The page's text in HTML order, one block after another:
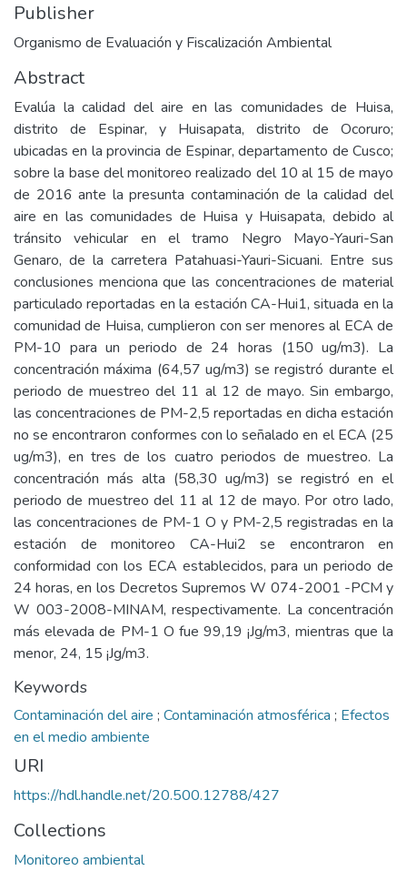
Publisher
Organismo de Evaluación y Fiscalización Ambiental
Abstract
Evalúa la calidad del aire en las comunidades de Huisa,
distrito de Espinar, y Huisapata, distrito de Ocoruro;
ubicadas en la provincia de Espinar, departamento de Cusco;
sobre la base del monitoreo realizado del 10 al 15 de mayo
de 2016 ante la presunta contaminación de la calidad del
aire en las comunidades de Huisa y Huisapata, debido al
tránsito vehicular en el tramo Negro Mayo-Yauri-San
Genaro, de la carretera Patahuasi-Yauri-Sicuani. Entre sus
conclusiones menciona que las concentraciones de material
particulado reportadas en la estación CA-Hui1, situada en la
comunidad de Huisa, cumplieron con ser menores al ECA de
PM-10 para un periodo de 24 horas (150 ug/m3). La
concentración máxima (64,57 ug/m3) se registró durante el
periodo de muestreo del 11 al 12 de mayo. Sin embargo,
las concentraciones de PM-2,5 reportadas en dicha estación
no se encontraron conformes con lo señalado en el ECA (25
ug/m3), en tres de los cuatro periodos de muestreo. La
concentración más alta (58,30 ug/m3) se registró en el
periodo de muestreo del 11 al 12 de mayo. Por otro lado,
las concentraciones de PM-1 O y PM-2,5 registradas en la
estación de monitoreo CA-Hui2 se encontraron en
conformidad con los ECA establecidos, para un periodo de
24 horas, en los Decretos Supremos W 074-2001 -PCM y
W 003-2008-MINAM, respectivamente. La concentración
más elevada de PM-1 O fue 99,19 ¡Jg/m3, mientras que la
menor, 24, 15 ¡Jg/m3.
Keywords
Contaminación del aire ; Contaminación atmosférica ; Efectos
en el medio ambiente
URI
https://hdl.handle.net/20.500.12788/427
Collections
Monitoreo ambiental